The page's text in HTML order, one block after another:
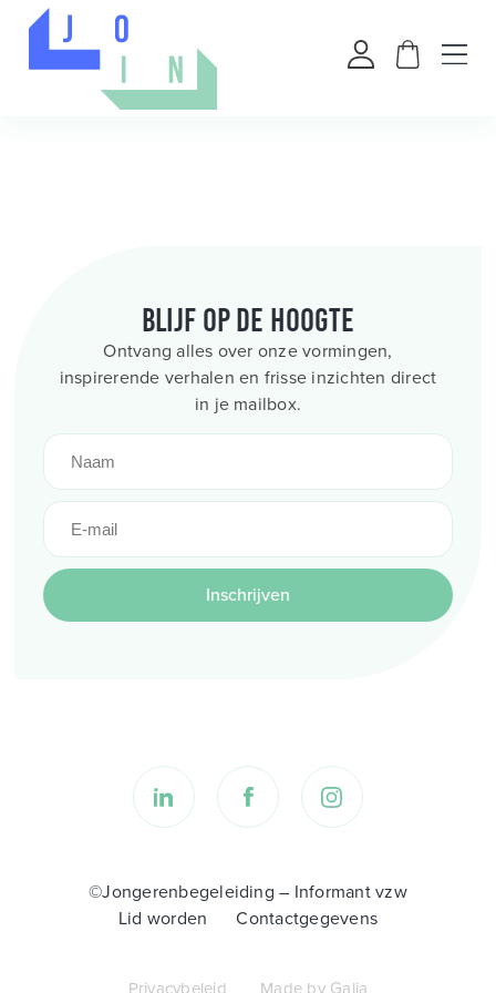
Blijf op de hoogte
Ontvang alles over onze vormingen,
inspirerende verhalen en frisse inzichten direct
in je mailbox.
Inschrijven
©Jongerenbegeleiding – Informant vzw
Lid worden
Contactgegevens